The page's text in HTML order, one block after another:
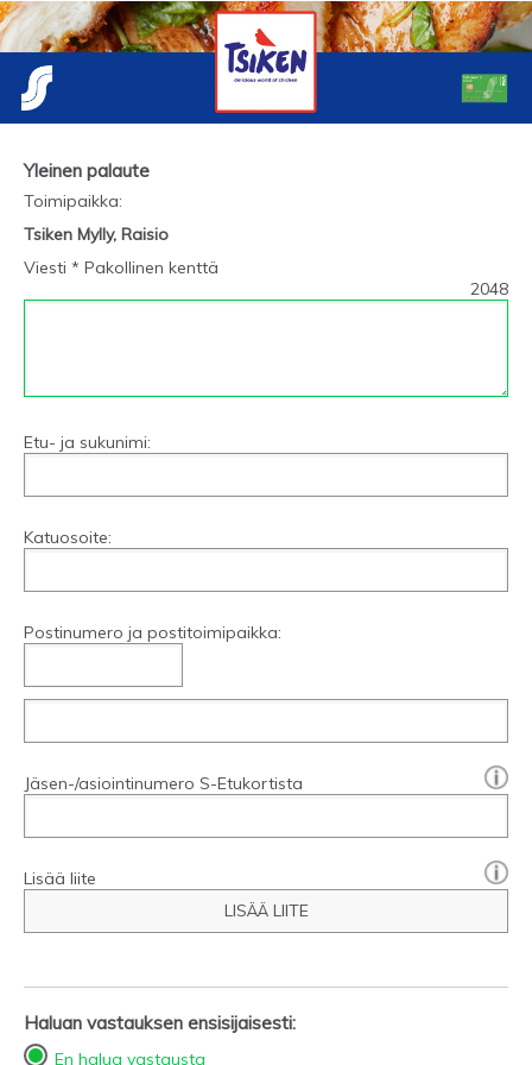
Yleinen palaute
Toimipaikka:
Tsiken Mylly, Raisio
Viesti * Pakollinen kenttä
2048
Etu- ja sukunimi:
Katuosoite:
Postinumero ja postitoimipaikka:
Jäsen-/asiointinumero S-Etukortista
Lisää liite
LISÄÄ LIITE
Haluan vastauksen ensisijaisesti:
En halua vastausta